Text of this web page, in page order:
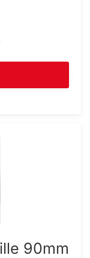
90mm